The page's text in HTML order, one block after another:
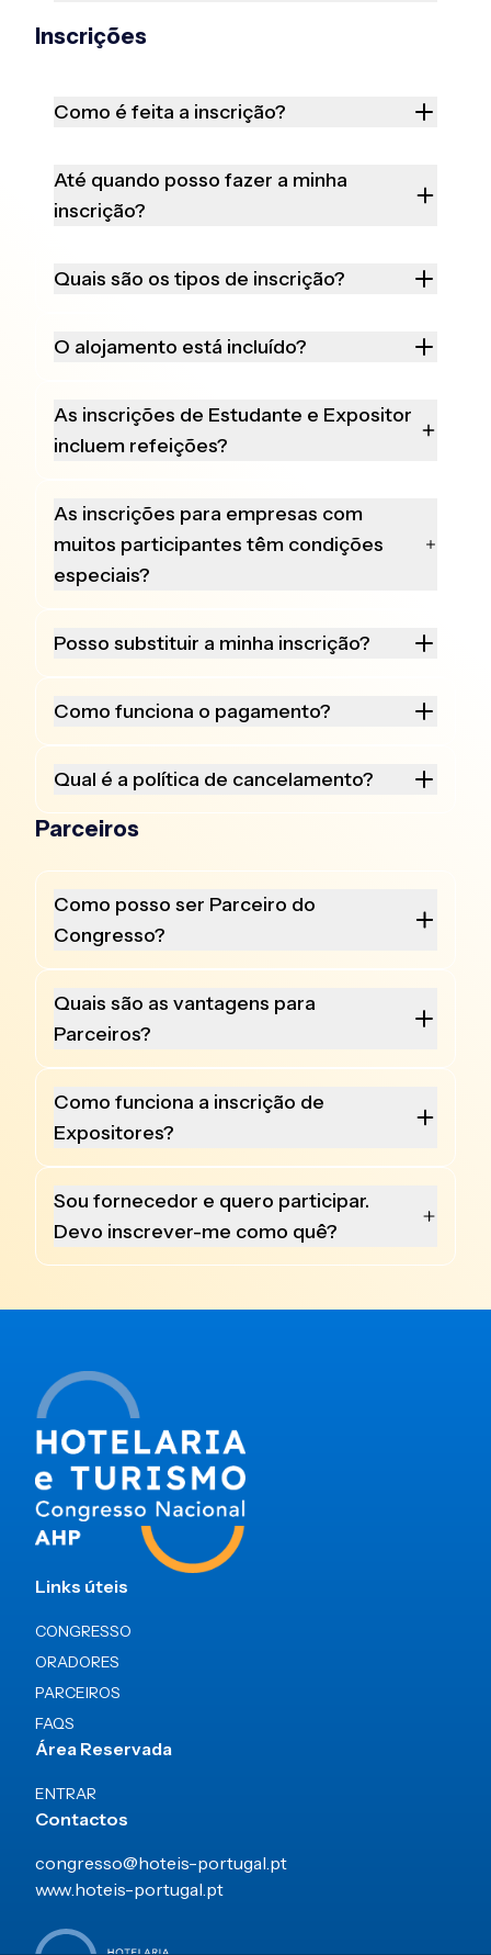
Inscrições
Como é feita a inscrição?
Até quando posso fazer a minha
inscrição?
Quais são os tipos de inscrição?
O alojamento está incluído?
As inscrições de Estudante e Expositor
incluem refeições?
As inscrições para empresas com
muitos participantes têm condições
especiais?
Posso substituir a minha inscrição?
Como funciona o pagamento?
Qual é a política de cancelamento?
Parceiros
Como posso ser Parceiro do
Congresso?
Quais são as vantagens para
Parceiros?
Como funciona a inscrição de
Expositores?
Sou fornecedor e quero participar.
Devo inscrever-me como quê?
Links úteis
CONGRESSO
ORADORES
PARCEIROS
FAQS
Área Reservada
ENTRAR
Contactos
congresso@hoteis-portugal.pt
www.hoteis-portugal.pt